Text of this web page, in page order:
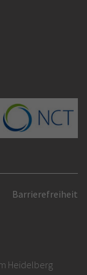
Barrierefreiheit
Heidelberg